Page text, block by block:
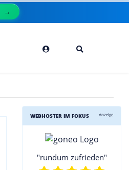
WEBHOSTER IM FOKUS Anzeige
"rundum zufrieden"